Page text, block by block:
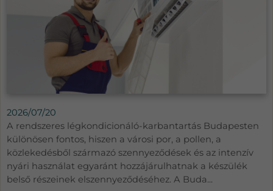
2026/07/20
A rendszeres légkondicionáló-karbantartás Budapesten
különösen fontos, hiszen a városi por, a pollen, a
közlekedésből származó szennyeződések és az intenzív
nyári használat egyaránt hozzájárulhatnak a készülék
belső részeinek elszennyeződéséhez. A Buda...